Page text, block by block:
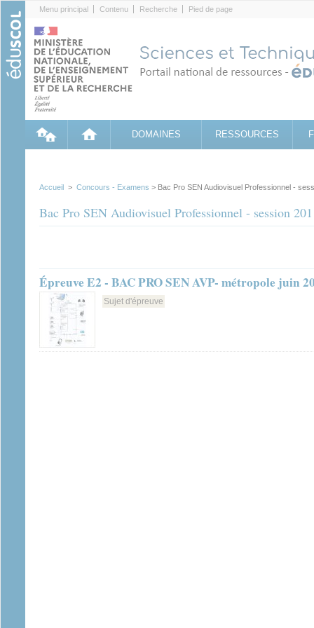
Menu principal Contenu Recherche Pied de page
DOMAINES RESSOURCES
Accueil > Concours - Examens > Bac Pro SEN Audiovisuel Professionnel -
Bac Pro SEN Audiovisuel Professionnel - session
Épreuve E2 - BAC PRO SEN AVP- métropole juin
Sujet d'épreuve